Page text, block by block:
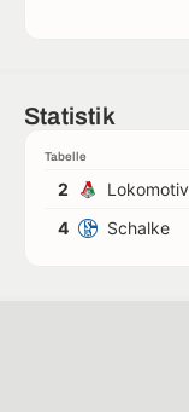
Statistik
Tabelle
2 Lokomotiv
4
Schalke